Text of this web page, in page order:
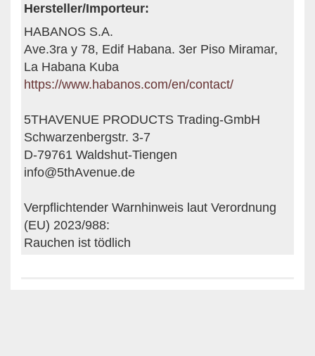
Hersteller/Importeur:
HABANOS S.A.
Ave.3ra y 78, Edif Habana. 3er Piso Miramar,
La Habana Kuba
https://www.habanos.com/en/contact/
5THAVENUE PRODUCTS Trading-GmbH
Schwarzenbergstr. 3-7
D-79761 Waldshut-Tiengen
info@5thAvenue.de
Verpflichtender Warnhinweis laut Verordnung
(EU) 2023/988:
Rauchen ist tödlich